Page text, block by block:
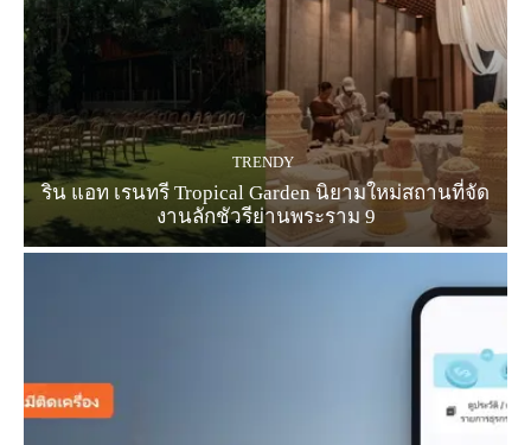
TRENDY
ริน แอท เรนทรี Tropical Garden นิยามใหม่สถานที่จัด
งานลักชัวรีย่านพระราม 9